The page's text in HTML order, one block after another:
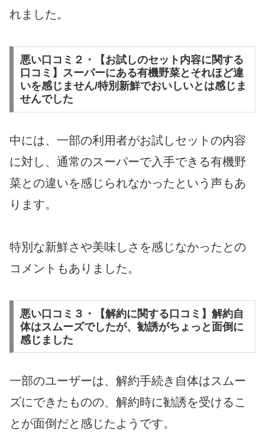
れました。
悪い口コミ２・【お試しのセット内容に関する
口コミ】スーパーにある有機野菜とそれほど違
いを感じません/特別新鮮でおいしいとは感じま
せんでした
中には、一部の利用者がお試しセットの内容
に対し、通常のスーパーで入手できる有機野
菜との違いを感じられなかったという声もあ
ります。
特別な新鮮さや美味しさを感じなかったとの
コメントもありました。
悪い口コミ３・【解約に関する口コミ】解約自
体はスムーズでしたが、勧誘がちょっと面倒に
感じました
一部のユーザーは、解約手続き自体はスムー
ズにできたものの、解約時に勧誘を受けるこ
とが面倒だと感じたようです。